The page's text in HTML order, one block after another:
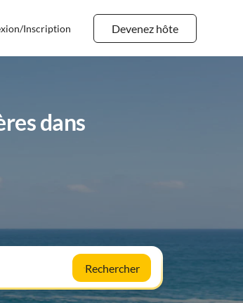
Devenez hôte
Inscription
dans
Rechercher